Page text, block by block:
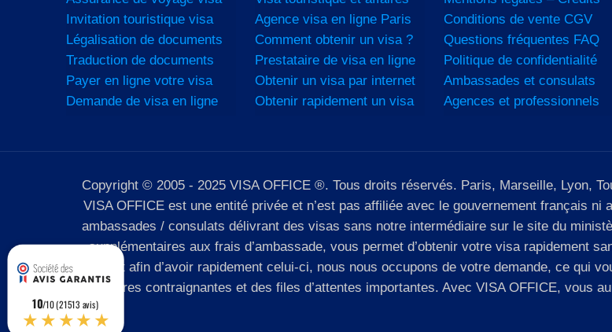
Invitation touristique visa
Légalisation de documents
Traduction de documents
Payer en ligne votre visa
Demande de visa en ligne
Agence visa en ligne Paris
Comment obtenir un visa ?
Prestataire de visa en ligne
Obtenir un visa par internet
Obtenir rapidement un visa
Conditions de vente CGV
Questions fréquentes FAQ
Politique de confidentialité
Ambassades et consulats
Agences et professionnels
Copyright © 2005 - 2025 VISA OFFICE ®. Tous droits réservés. Paris, Marseille, Lyon,
VISA OFFICE est une entité privée et n’est pas affiliée avec le gouvernement français
ambassades / consulats délivrant des visas sans notre intermédiaire sur le site du
supplémentaires aux frais d’ambassade, vous permet d’obtenir votre visa rapidement
complet afin d’avoir rapidement celui-ci, nous nous occupons de votre demande, ce qui
des horaires contraignantes et des files d’attentes importantes. Avec VISA OFFICE,
10/10 (21513 avis)
★★★★★